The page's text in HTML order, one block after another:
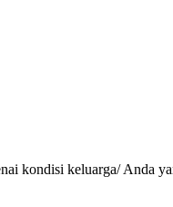
kondisi keluarga/ Anda